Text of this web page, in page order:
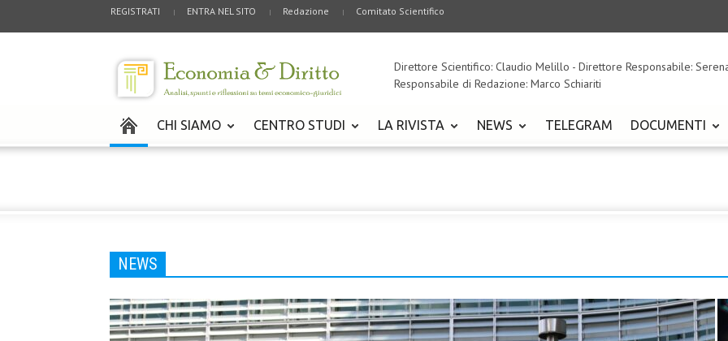
REGISTRATI ENTRA NEL SITO Redazione Comitato Scientifico
Direttore Scientifico: Claudio Melillo - Direttore Responsabile:
Responsabile di Redazione: Marco Schiariti
CHI SIAMO CENTRO STUDI LA RIVISTA NEWS TELEGRAM DOCUMENTI
NEWS